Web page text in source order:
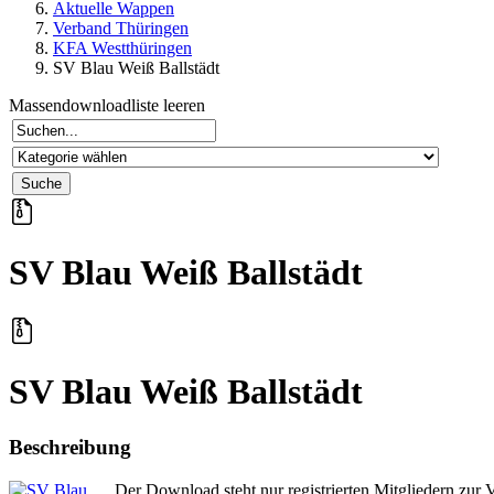
Aktuelle Wappen
Verband Thüringen
KFA Westthüringen
SV Blau Weiß Ballstädt
Massendownloadliste leeren
SV Blau Weiß Ballstädt
SV Blau Weiß Ballstädt
Beschreibung